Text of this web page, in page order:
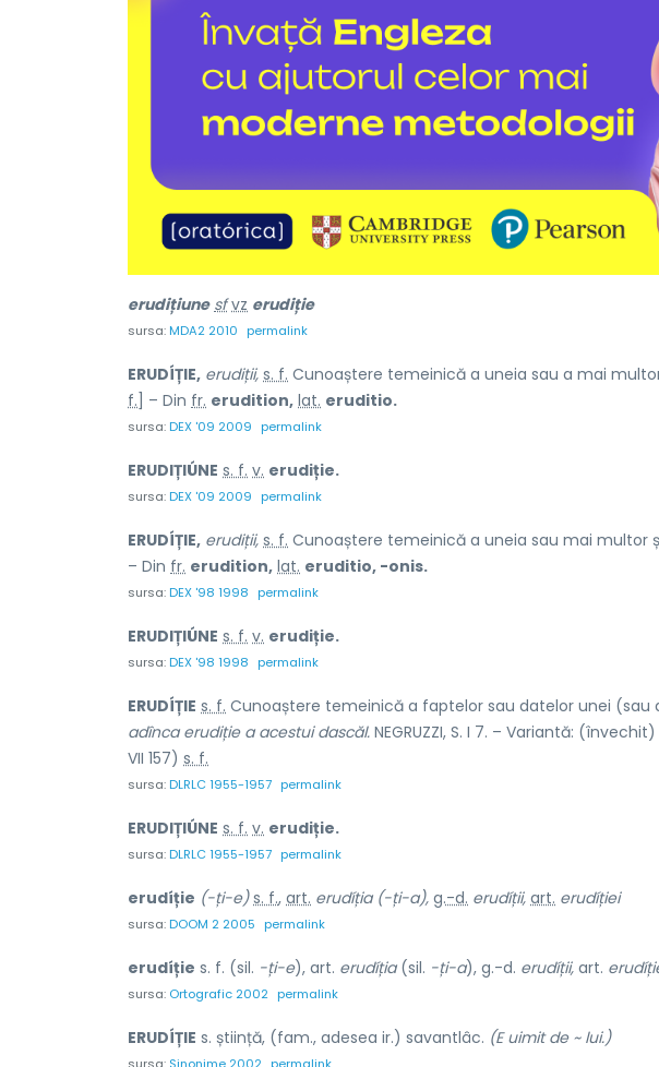
erudițiune sf vz erudiție
sursa:MDA2 2010 permalink
ERUDÍȚIE, erudiții, s. f. Cunoaștere temeinică a uneia sau a mai
f.] – Din fr. erudition, lat. eruditio.
sursa:DEX '09 2009 permalink
ERUDIȚIÚNE s. f. v. erudiție.
sursa:DEX '09 2009 permalink
ERUDÍȚIE, erudiții, s. f. Cunoaștere temeinică a uneia sau mai multor
– Din fr. erudition, lat. eruditio, -onis.
sursa:DEX '98 1998 permalink
ERUDIȚIÚNE s. f. v. erudiție.
sursa:DEX '98 1998 permalink
ERUDÍȚIE s. f. Cunoaștere temeinică a faptelor sau datelor unei
adînca erudiție a acestui dascăl. NEGRUZZI, S. I 7. – Variantă: (învechit)
VII 157) s. f.
sursa:DLRLC 1955-1957 permalink
ERUDIȚIÚNE s. f. v. erudiție.
sursa:DLRLC 1955-1957 permalink
erudíție (-ți-e) s. f., art. erudíția (-ți-a), g.-d. erudíții, art. erudíției
sursa:DOOM 2 2005 permalink
erudíție s. f. (sil. -ți-e), art. erudíția(sil. -ți-a), g.-d. erudíții, art.
sursa: Ortografic 2002 permalink
ERUDÍȚIE s. știință, (fam., adesea ir.) savantlâc. (E uimit de ~ lui.)
sursa: Sinonime 2002 permalink